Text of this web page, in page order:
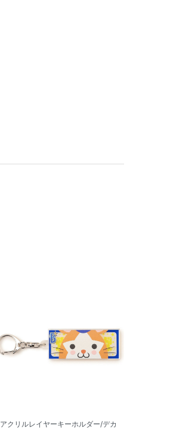
アクリルレイヤーキーホルダー/デカ